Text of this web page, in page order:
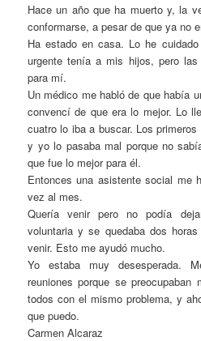
Hace un año que ha muerto y, la
conformarse, a pesar de que ya no
Ha estado en casa. Lo he
urgente tenía a mis hijos, pero
para mí.
Un médico me habló de que había
convencí de que era lo mejor. Lo
cuatro lo iba a buscar. Los
y yo lo pasaba mal porque no
que fue lo mejor para él.
Entonces una asistente social me
vez al mes.
Quería venir pero no podía
voluntaria y se quedaba dos
venir. Esto me ayudó mucho.
Yo estaba muy desesperada.
reuniones porque se preocupaban
todos con el mismo problema, y
que puedo.
Carmen Alcaraz